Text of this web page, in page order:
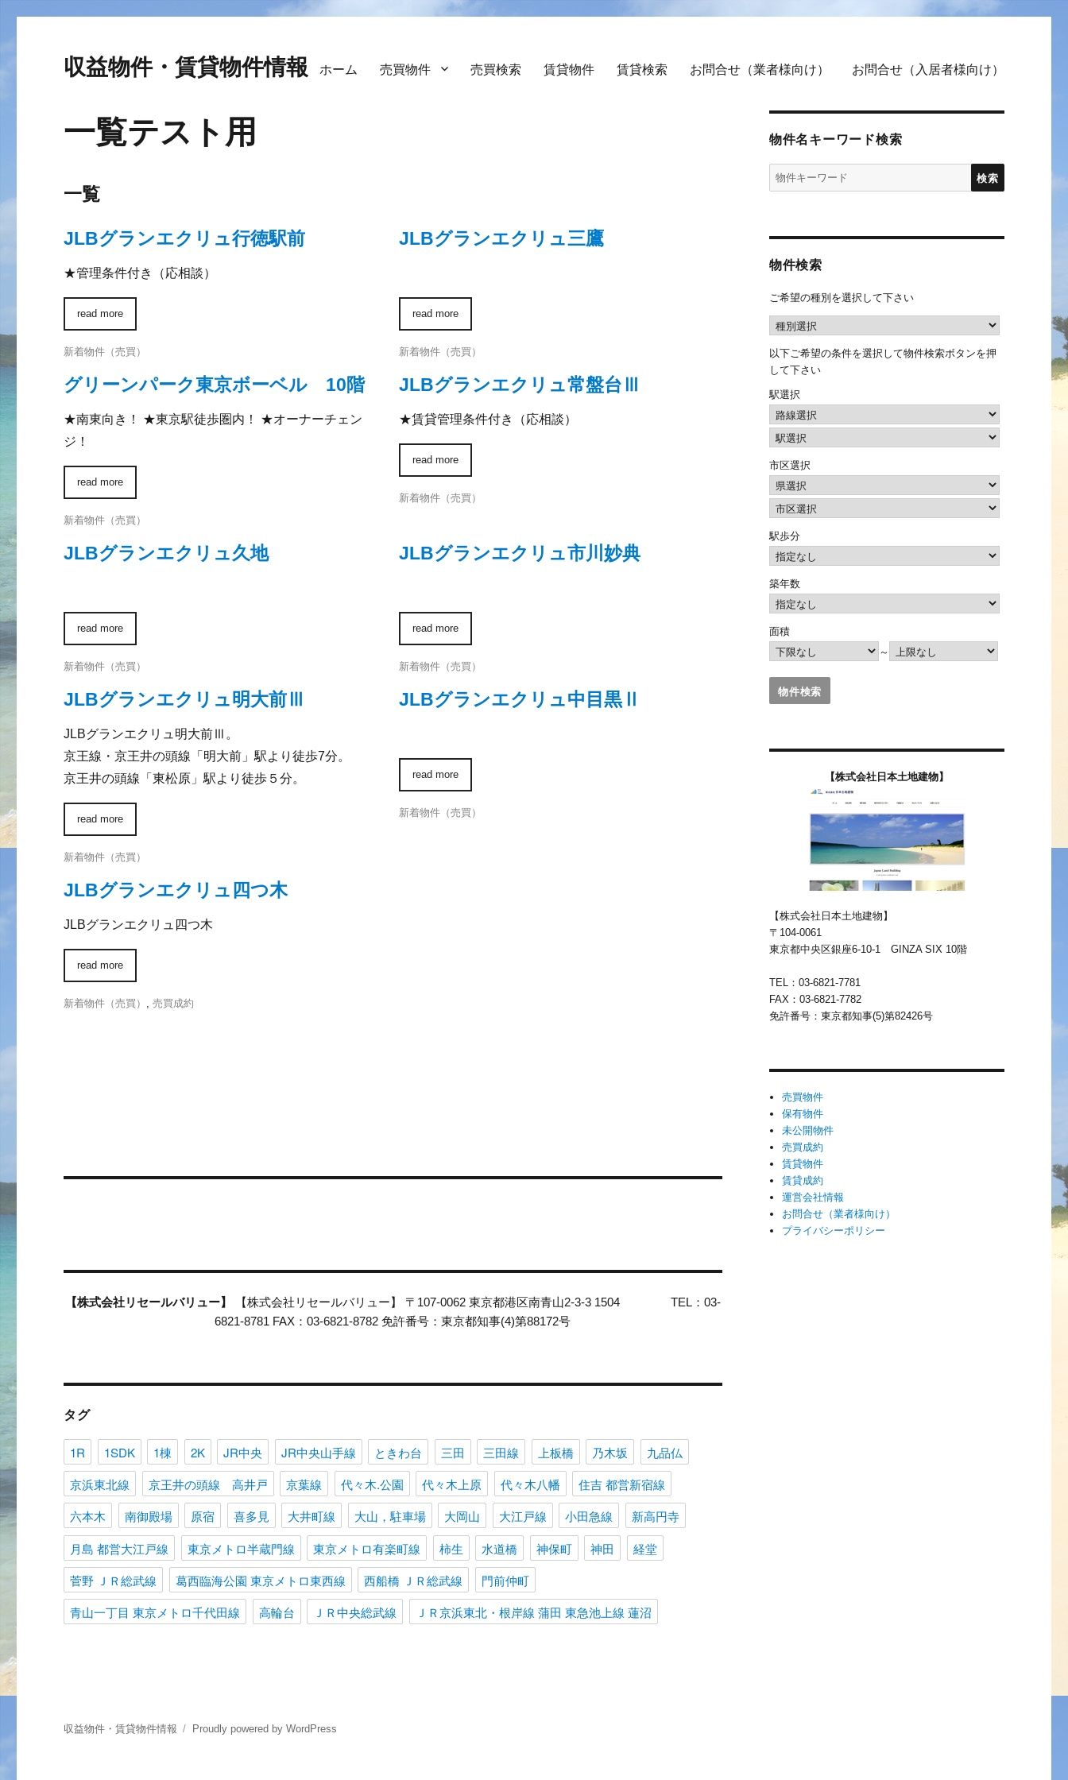
収益物件・賃貸物件情報 ホーム 売買物件 売買検索 賃貸物件 賃貸検索 お問合せ（業者様向け） お問合せ（入居者様向け）
一覧テスト用
一覧
JLBグランエクリュ行徳駅前
★管理条件付き（応相談）
read more
新着物件（売買）
JLBグランエクリュ三鷹
read more
新着物件（売買）
グリーンパーク東京ボーベル 10階
★南東向き！ ★東京駅徒歩圏内！ ★オーナーチェン
ジ！
read more
新着物件（売買）
JLBグランエクリュ常盤台Ⅲ
★賃貸管理条件付き（応相談）
read more
新着物件（売買）
JLBグランエクリュ久地
read more
新着物件（売買）
JLBグランエクリュ市川妙典
read more
新着物件（売買）
JLBグランエクリュ明大前Ⅲ
JLBグランエクリュ明大前Ⅲ。
京王線・京王井の頭線「明大前」駅より徒歩7分。
京王井の頭線「東松原」駅より徒歩５分。
read more
新着物件（売買）
JLBグランエクリュ中目黒Ⅱ
read more
新着物件（売買）
JLBグランエクリュ四つ木
JLBグランエクリュ四つ木
read more
新着物件（売買） ,売買成約
【株式会社リセールバリュー】
【株式会社リセールバリュー】 〒107-0062 東京都港区南青山2-3-3 1504 TEL：03-
6821-8781 FAX：03-6821-8782 免許番号：東京都知事(4)第88172号
タグ
1R 1SDK 1棟 2K JR中央 JR中央山手線 ときわ台 三田 三田線 上板橋 乃木坂
九品仏
京浜東北線
京王井の頭線 高井戸 京葉線 代々木.公園 代々木上原 代々木八幡
住吉 都営新宿線
六本木
南御殿場 原宿 喜多見 大井町線 大山，駐車場 大岡山 大江戸線 小田急線
新高円寺
月島 都営大江戸線
東京メトロ半蔵門線 東京メトロ有楽町線 柿生 水道橋 神保町 神田
経堂
菅野 ＪＲ総武線
葛西臨海公園 東京メトロ東西線 西船橋 ＪＲ総武線
門前仲町
青山一丁目 東京メトロ千代田線
高輪台 ＪＲ中央総武線 ＪＲ京浜東北・根岸線 蒲田 東急池上線 蓮沼
物件名キーワード検索
物件検索
ご希望の種別を選択して下さい
以下ご希望の条件を選択して物件検索ボタンを押
して下さい
駅選択
市区選択
駅歩分
築年数
面積
～
【株式会社日本土地建物】
【株式会社日本土地建物】
〒104-0061
東京都中央区銀座6-10-1 GINZA SIX 10階
TEL：03-6821-7781
FAX：03-6821-7782
免許番号：東京都知事(5)第82426号
売買物件
保有物件
未公開物件
売買成約
賃貸物件
賃貸成約
運営会社情報
お問合せ（業者様向け）
プライバシーポリシー
収益物件・賃貸物件情報 Proudly powered by WordPress